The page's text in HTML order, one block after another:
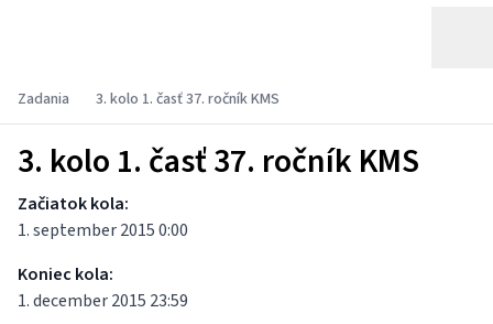
Zadania 3. kolo 1. časť 37. ročník KMS
3. kolo 1. časť 37. ročník KMS
Začiatok kola:
1. september 2015 0:00
Koniec kola:
1. december 2015 23:59